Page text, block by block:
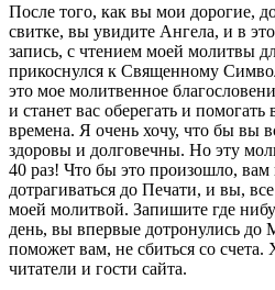
После того, как вы мои дорогие,
свитке, вы увидите Ангела, и в
запись, с чтением моей молитвы
прикоснулся к Священному
это мое молитвенное
и станет вас оберегать и
времена. Я очень хочу, что бы вы
здоровы и долговечны. Но эту
40 раз! Что бы это произошло, вам
дотрагиваться до Печати, и вы,
моей молитвой. Запишите где
день, вы впервые дотронулись до
поможет вам, не сбиться со
читатели и гости сайта.